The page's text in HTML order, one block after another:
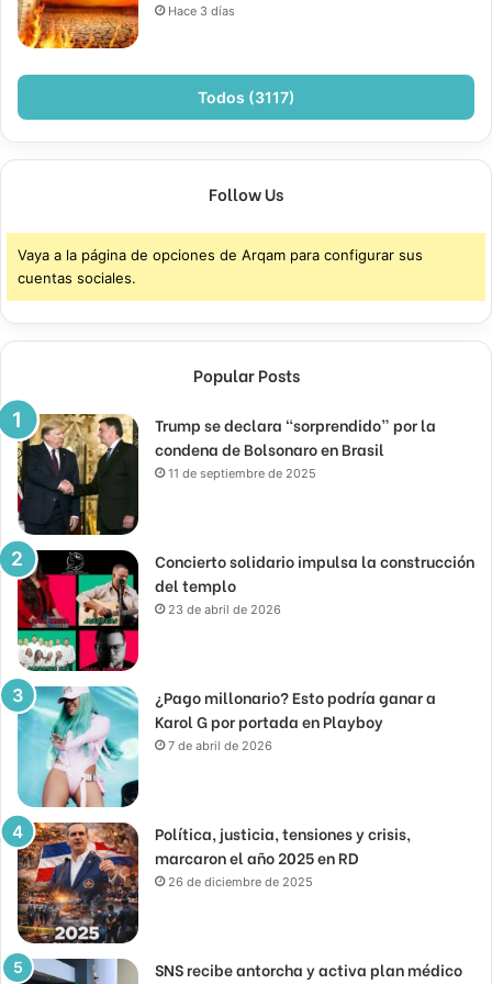
Hace 3 días
Todos (3117)
Follow Us
Vaya a la página de opciones de Arqam para configurar sus
cuentas sociales.
Popular Posts
Trump se declara “sorprendido” por la
condena de Bolsonaro en Brasil
11 de septiembre de 2025
Concierto solidario impulsa la construcción
del templo
23 de abril de 2026
¿Pago millonario? Esto podría ganar a
Karol G por portada en Playboy
7 de abril de 2026
Política, justicia, tensiones y crisis,
marcaron el año 2025 en RD
26 de diciembre de 2025
SNS recibe antorcha y activa plan médico